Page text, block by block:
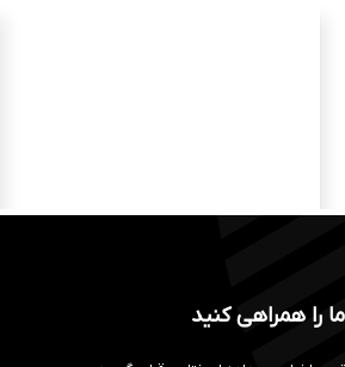
ما را همراهی کنید